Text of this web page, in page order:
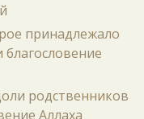
принадлежало
родственников
Аллаха